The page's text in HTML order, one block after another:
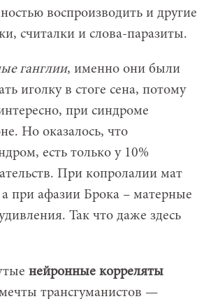
воспроизводить и другие
считалки и слова-паразиты.
ганглии, именно они были
иголку в стоге сена, потому
при синдроме
Но оказалось, что
есть только у 10%
При копролалии мат
при афазии Брока – матерные
Так что даже здесь
нейронные корреляты
трансгуманистов —